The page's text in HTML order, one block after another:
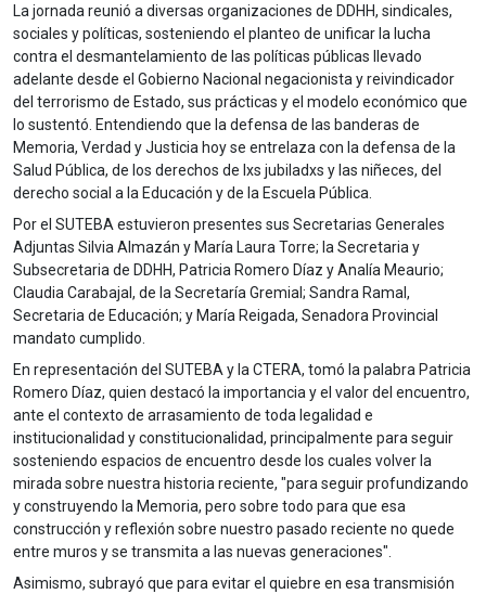
La jornada reunió a diversas organizaciones de DDHH, sindicales,
sociales y políticas, sosteniendo el planteo de unificar la lucha
contra el desmantelamiento de las políticas públicas llevado
adelante desde el Gobierno Nacional negacionista y reivindicador
del terrorismo de Estado, sus prácticas y el modelo económico que
lo sustentó. Entendiendo que la defensa de las banderas de
Memoria, Verdad y Justicia hoy se entrelaza con la defensa de la
Salud Pública, de los derechos de lxs jubiladxs y las niñeces, del
derecho social a la Educación y de la Escuela Pública.
Por el SUTEBA estuvieron presentes sus Secretarias Generales
Adjuntas Silvia Almazán y María Laura Torre; la Secretaria y
Subsecretaria de DDHH, Patricia Romero Díaz y Analía Meaurio;
Claudia Carabajal, de la Secretaría Gremial; Sandra Ramal,
Secretaria de Educación; y María Reigada, Senadora Provincial
mandato cumplido.
En representación del SUTEBA y la CTERA, tomó la palabra Patricia
Romero Díaz, quien destacó la importancia y el valor del encuentro,
ante el contexto de arrasamiento de toda legalidad e
institucionalidad y constitucionalidad, principalmente para seguir
sosteniendo espacios de encuentro desde los cuales volver la
mirada sobre nuestra historia reciente, "para seguir profundizando
y construyendo la Memoria, pero sobre todo para que esa
construcción y reflexión sobre nuestro pasado reciente no quede
entre muros y se transmita a las nuevas generaciones".
Asimismo, subrayó que para evitar el quiebre en esa transmisión